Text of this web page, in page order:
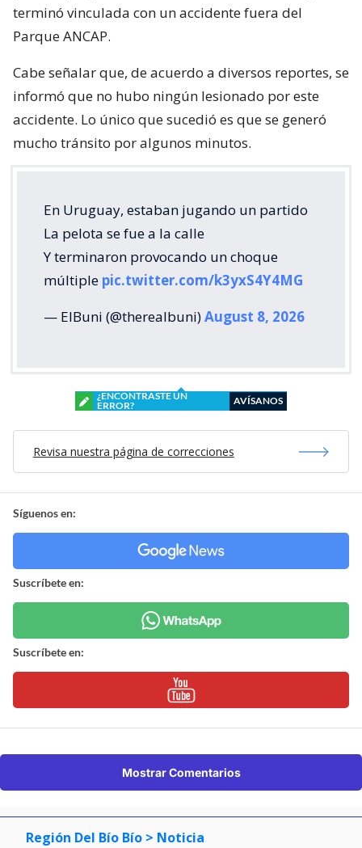
terminó vinculada con un accidente fuera del
Parque ANCAP.
Cabe señalar que, de acuerdo a diversos reportes, se
informó que no hubo ningún lesionado por este
accidente. Lo único que sucedió es que se generó
mucho tránsito por algunos minutos.
En Uruguay, estaban jugando un partido
La pelota se fue a la calle
Y terminaron provocando un choque
múltiple pic.twitter.com/k3yxS4Y4MG
— ElBuni (@therealbuni)August 8, 2026
¿ENCONTRASTE UN
ERROR?
AVÍSANOS
Revisa nuestra página de correcciones
Síguenos en:
Suscríbete en:
Suscríbete en:
Mostrar Comentarios
Región Del Bío Bío > Noticia